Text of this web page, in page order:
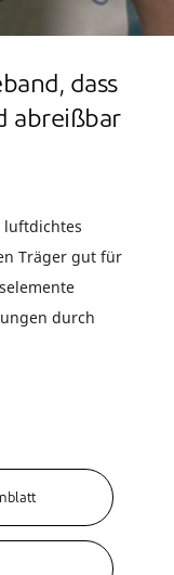
dass
abreißbar
luftdichtes
Träger gut für
durch